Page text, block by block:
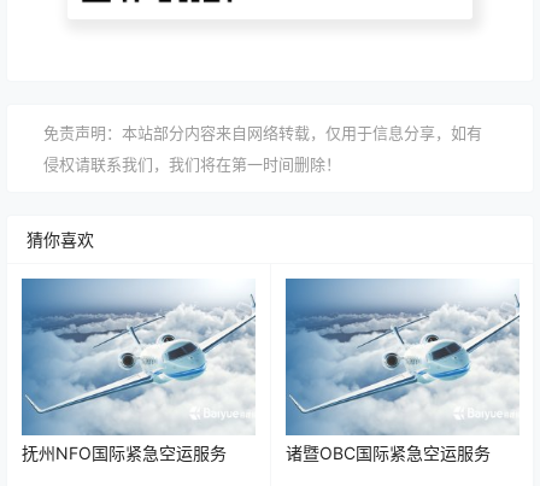
免责声明：本站部分内容来自网络转载，仅用于信息分享，如有
侵权请联系我们，我们将在第一时间删除！
猜你喜欢
抚州NFO国际紧急空运服务 诸暨OBC国际紧急空运服务